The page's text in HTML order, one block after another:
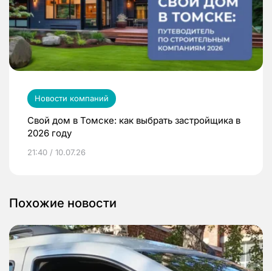
Новости компаний
Свой дом в Томске: как выбрать застройщика в
2026 году
21:40 / 10.07.26
Похожие новости